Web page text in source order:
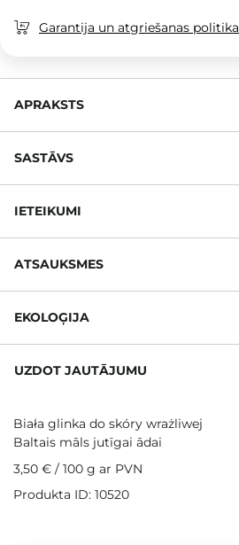
Garantija un atgriešanas politika
APRAKSTS
SASTĀVS
IETEIKUMI
ATSAUKSMES
EKOLOĢIJA
UZDOT JAUTĀJUMU
Biała glinka do skóry wrażliwej
Baltais māls jutīgai ādai
3,50 € / 100 g ar PVN
Produkta ID: 10520